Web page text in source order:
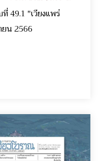
49.1 "เวียงแพร่
น 2566